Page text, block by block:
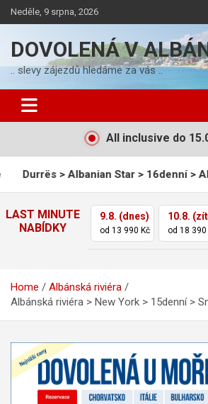
Skip
to
Neděle, 9 srpna, 2026
DOVOLENÁ V
.. slevy zájezdů hledáme za vás ..
All inclusive do
> Albanian Star > 16denní > All
LAST MINUTE
NABÍDKY
9.8. (dnes)
od 13 990 Kč
10.8.
od 18 390
Home
Albánská riviéra
Albánská riviéra > New York > 15denní >